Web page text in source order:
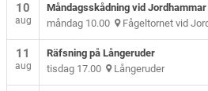
10
aug
Måndagsskådning vid Jordhammar
måndag 10.00 Fågeltornet vid
11
aug
Räfsning på Långeruder
tisdag 17.00 Långeruder